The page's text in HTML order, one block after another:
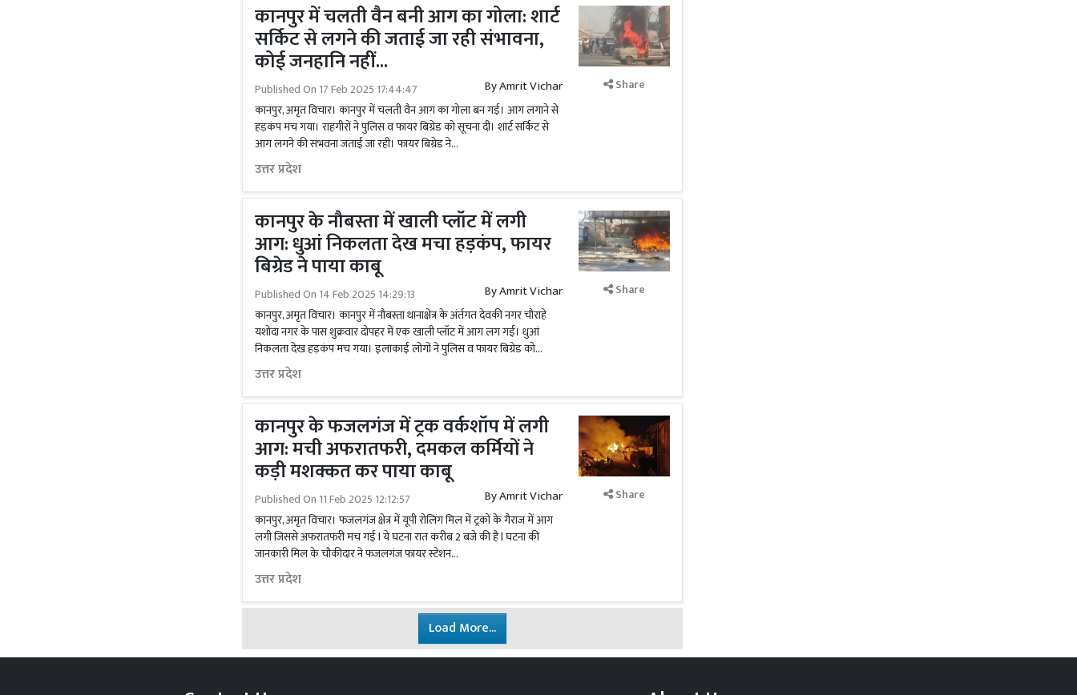
कानपुर में चलती वैन बनी आग का गोला: शार्ट
सर्किट से लगने की जताई जा रही संभावना,
कोई जनहानि नहीं...
Published On 17 Feb 2025 17:44:47 ByAmrit Vichar
कानपुर, अमृत विचार। कानपुर में चलती वैन आग का गोला बन गई। आग लगाने से
हड़कंप मच गया। राहगीरों ने पुलिस व फायर बिग्रेड को सूचना दी। शार्ट सर्किट से
आग लगने की संभवना जताई जा रही। फायर बिग्रेड ने...
उत्तर प्रदेश
Share
कानपुर के नौबस्ता में खाली प्लॉट में लगी
आग: धुआं निकलता देख मचा हड़कंप, फायर
बिग्रेड ने पाया काबू
Published On 14 Feb 2025 14:29:13 ByAmrit Vichar
कानपुर, अमृत विचार। कानपुर में नौबस्ता थानाक्षेत्र के अंर्तगत देवकी नगर चौराहे
यशोदा नगर के पास शुक्रवार दोपहर में एक खाली प्लॉट में आग लग गई। धुआं
निकलता देख हड़कंप मच गया। इलाकाई लोगों ने पुलिस व फायर बिग्रेड को...
उत्तर प्रदेश
Share
कानपुर के फजलगंज में ट्रक वर्कशॉप में लगी
आग: मची अफरातफरी, दमकल कर्मियों ने
कड़ी मशक्कत कर पाया काबू
Published On 11 Feb 2025 12:12:57 ByAmrit Vichar
कानपुर, अमृत विचार। फजलगंज क्षेत्र में यूपी रोलिंग मिल में ट्रकों के गैराज में आग
लगी जिससे अफरातफरी मच गई l ये घटना रात करीब 2 बजे की है l घटना की
जानकारी मिल के चौकीदार ने फजलगंज फायर स्टेशन...
उत्तर प्रदेश
Share
Load More...